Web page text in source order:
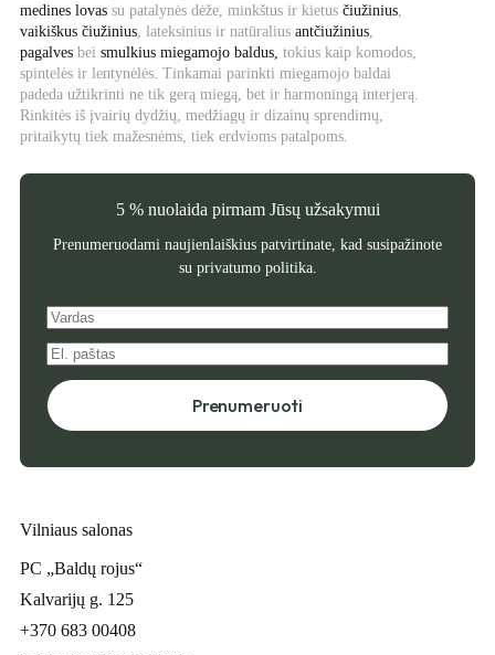
medines lovassu patalynės dėže, minkštus ir kietus čiužinius,
vaikiškus čiužinius, lateksinius ir natūralius antčiužinius,
pagalvesbei smulkius miegamojo baldus, tokius kaip komodos,
spintelės ir lentynėlės. Tinkamai parinkti miegamojo baldai
padeda užtikrinti ne tik gerą miegą, bet ir harmoningą interjerą.
Rinkitės iš įvairių dydžių, medžiagų ir dizainų sprendimų,
pritaikytų tiek mažesnėms, tiek erdvioms patalpoms.
5 % nuolaida pirmam Jūsų užsakymui
Prenumeruodami naujienlaiškius patvirtinate, kad susipažinote
su privatumo politika.
Prenumeruoti
Vilniaus salonas
PC „Baldų rojus“
Kalvarijų g. 125
+370 683 00408